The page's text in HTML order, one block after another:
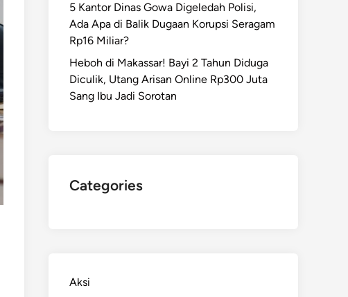
5 Kantor Dinas Gowa Digeledah Polisi,
Ada Apa di Balik Dugaan Korupsi Seragam
Rp16 Miliar?
Heboh di Makassar! Bayi 2 Tahun Diduga
Diculik, Utang Arisan Online Rp300 Juta
Sang Ibu Jadi Sorotan
Categories
Aksi